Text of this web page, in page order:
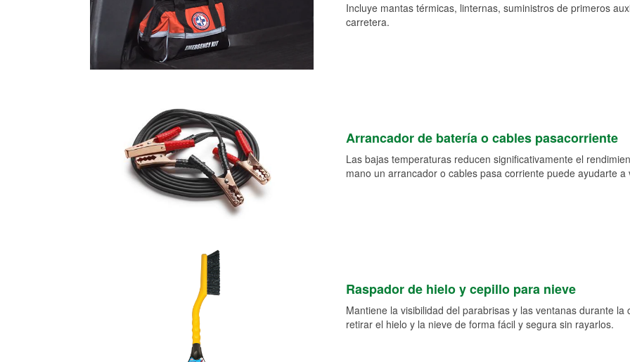
Incluye mantas térmicas, linternas, suministros de primeros
carretera.
Arrancador de batería o cables pasacorriente
Las bajas temperaturas reducen significativamente el
mano un arrancador o cables pasa corriente puede ayudarte
Raspador de hielo y cepillo para nieve
Mantiene la visibilidad del parabrisas y las ventanas durante
retirar el hielo y la nieve de forma fácil y segura sin rayarlos.